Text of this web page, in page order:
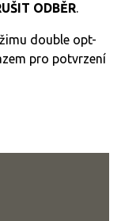
ODBĚR.
double opt-
pro potvrzení